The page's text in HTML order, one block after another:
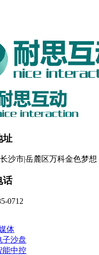
址
沙市|岳麓区万科金色梦想
话
0712
体
子沙盘
能中控